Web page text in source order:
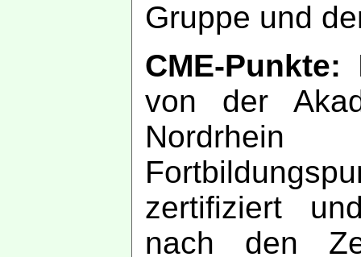
Gruppe und
CME-Punkte:
von der
zertifiziert
nach den